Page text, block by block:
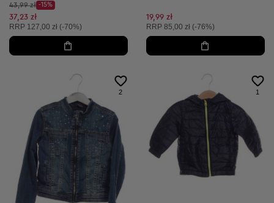
Cena początkowa:
43,99 zł
Discount Price:
-15%
Obniżona cena:
37,23 zł
Cena sugerowana:
RRP 127,00 zł (-70%)
19,99 zł
Cena sugerowana:
RRP 85,00 zł (-76%)
2 1